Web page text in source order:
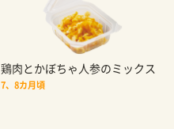
鶏肉とかぼちゃ人参のミックス
7、8カ月頃